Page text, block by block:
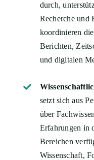
durch,
Recherche und
koordinieren
Berichten,
und digitalen
setzt sich aus
über
Erfahrungen in
Bereichen
Wissenschaft,